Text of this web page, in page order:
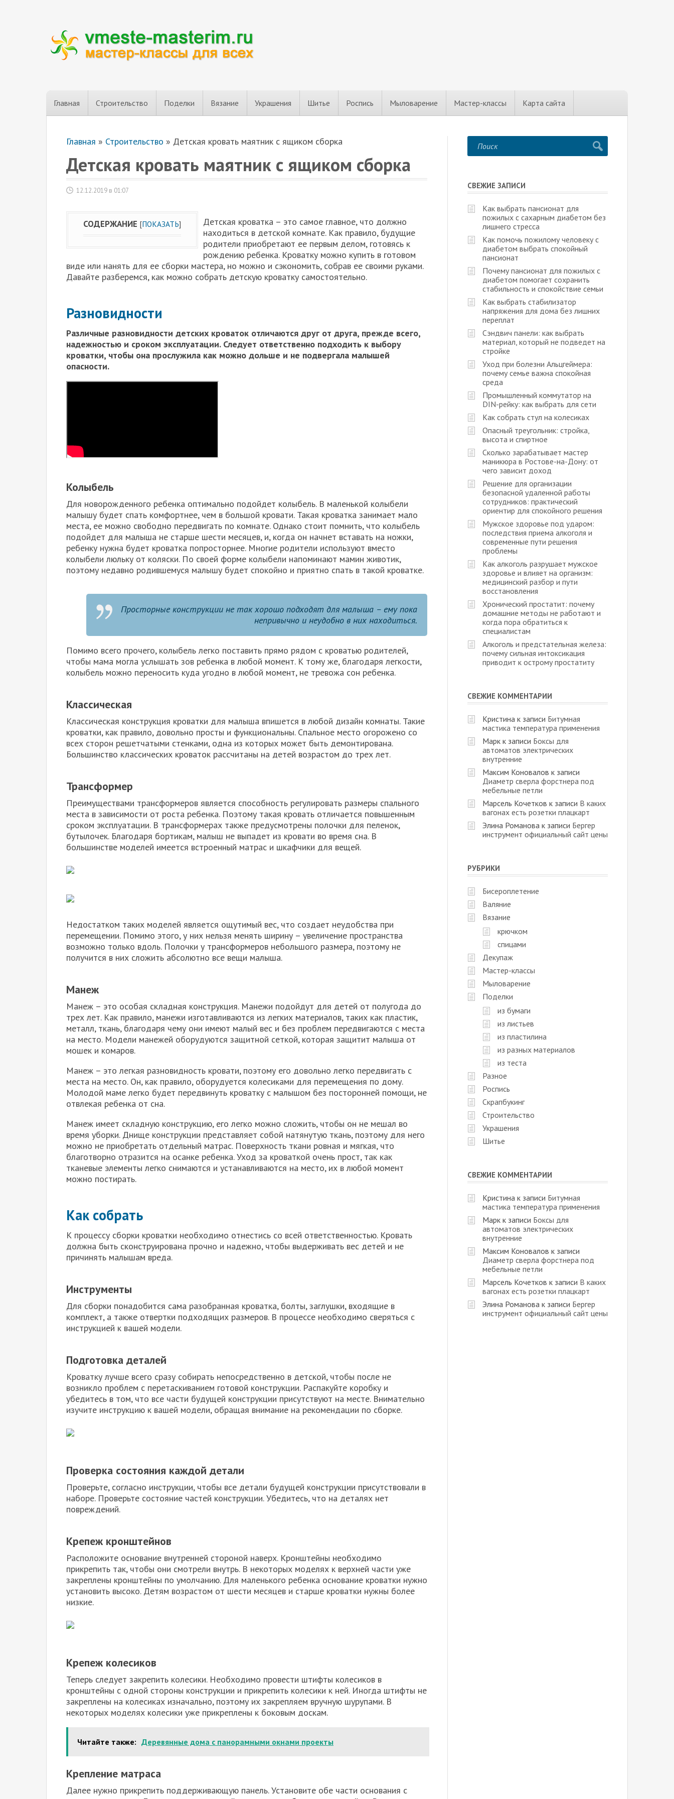
Главная Строительство Поделки Вязание Украшения Шитье Роспись Мыловарение Мастер-классы Карта сайта
Главная » Строительство » Детская кровать маятник с ящиком сборка
Детская кровать маятник с ящиком сборка
12.12.2019 в 01:07
СОДЕРЖАНИЕ [ПОКАЗАТЬ]
Детская кроватка – это самое главное, что должно
находиться в детской комнате. Как правило, будущие
родители приобретают ее первым делом, готовясь к
рождению ребенка. Кроватку можно купить в готовом
виде или нанять для ее сборки мастера, но можно и сэкономить, собрав ее своими руками.
Давайте разберемся, как можно собрать детскую кроватку самостоятельно.
Разновидности
Различные разновидности детских кроваток отличаются друг от друга, прежде всего,
надежностью и сроком эксплуатации. Следует ответственно подходить к выбору
кроватки, чтобы она прослужила как можно дольше и не подвергала малышей
опасности.
Колыбель
Для новорожденного ребенка оптимально подойдет колыбель. В маленькой колыбели
малышу будет спать комфортнее, чем в большой кровати. Такая кроватка занимает мало
места, ее можно свободно передвигать по комнате. Однако стоит помнить, что колыбель
подойдет для малыша не старше шести месяцев, и, когда он начнет вставать на ножки,
ребенку нужна будет кроватка попросторнее. Многие родители используют вместо
колыбели люльку от коляски. По своей форме колыбели напоминают мамин животик,
поэтому недавно родившемуся малышу будет спокойно и приятно спать в такой кроватке.
Просторные конструкции не так хорошо подходят для малыша – ему пока
непривычно и неудобно в них находиться.
Помимо всего прочего, колыбель легко поставить прямо рядом с кроватью родителей,
чтобы мама могла услышать зов ребенка в любой момент. К тому же, благодаря легкости,
колыбель можно переносить куда угодно в любой момент, не тревожа сон ребенка.
Классическая
Классическая конструкция кроватки для малыша впишется в любой дизайн комнаты. Такие
кроватки, как правило, довольно просты и функциональны. Спальное место огорожено со
всех сторон решетчатыми стенками, одна из которых может быть демонтирована.
Большинство классических кроваток рассчитаны на детей возрастом до трех лет.
Трансформер
Преимуществами трансформеров является способность регулировать размеры спального
места в зависимости от роста ребенка. Поэтому такая кровать отличается повышенным
сроком эксплуатации. В трансформерах также предусмотрены полочки для пеленок,
бутылочек. Благодаря бортикам, малыш не выпадет из кровати во время сна. В
большинстве моделей имеется встроенный матрас и шкафчики для вещей.
Недостатком таких моделей является ощутимый вес, что создает неудобства при
перемещении. Помимо этого, у них нельзя менять ширину – увеличение пространства
возможно только вдоль. Полочки у трансформеров небольшого размера, поэтому не
получится в них сложить абсолютно все вещи малыша.
Манеж
Манеж – это особая складная конструкция. Манежи подойдут для детей от полугода до
трех лет. Как правило, манежи изготавливаются из легких материалов, таких как пластик,
металл, ткань, благодаря чему они имеют малый вес и без проблем передвигаются с места
на место. Модели манежей оборудуются защитной сеткой, которая защитит малыша от
мошек и комаров.
Манеж – это легкая разновидность кровати, поэтому его довольно легко передвигать с
места на место. Он, как правило, оборудуется колесиками для перемещения по дому.
Молодой маме легко будет передвинуть кроватку с малышом без посторонней помощи, не
отвлекая ребенка от сна.
Манеж имеет складную конструкцию, его легко можно сложить, чтобы он не мешал во
время уборки. Днище конструкции представляет собой натянутую ткань, поэтому для него
можно не приобретать отдельный матрас. Поверхность ткани ровная и мягкая, что
благотворно отразится на осанке ребенка. Уход за кроваткой очень прост, так как
тканевые элементы легко снимаются и устанавливаются на место, их в любой момент
можно постирать.
Как собрать
К процессу сборки кроватки необходимо отнестись со всей ответственностью. Кровать
должна быть сконструирована прочно и надежно, чтобы выдерживать вес детей и не
причинять малышам вреда.
Инструменты
Для сборки понадобится сама разобранная кроватка, болты, заглушки, входящие в
комплект, а также отвертки подходящих размеров. В процессе необходимо сверяться с
инструкцией к вашей модели.
Подготовка деталей
Кроватку лучше всего сразу собирать непосредственно в детской, чтобы после не
возникло проблем с перетаскиванием готовой конструкции. Распакуйте коробку и
убедитесь в том, что все части будущей конструкции присутствуют на месте. Внимательно
изучите инструкцию к вашей модели, обращая внимание на рекомендации по сборке.
Проверка состояния каждой детали
Проверьте, согласно инструкции, чтобы все детали будущей конструкции присутствовали в
наборе. Проверьте состояние частей конструкции. Убедитесь, что на деталях нет
повреждений.
Крепеж кронштейнов
Расположите основание внутренней стороной наверх. Кронштейны необходимо
прикрепить так, чтобы они смотрели внутрь. В некоторых моделях к верхней части уже
закреплены кронштейны по умолчанию. Для маленького ребенка основание кроватки нужно
установить высоко. Детям возрастом от шести месяцев и старше кроватки нужны более
низкие.
Крепеж колесиков
Теперь следует закрепить колесики. Необходимо провести штифты колесиков в
кронштейны с одной стороны конструкции и прикрепить колесики к ней. Иногда штифты не
закреплены на колесиках изначально, поэтому их закрепляем вручную шурупами. В
некоторых моделях колесики уже прикреплены к боковым доскам.
Читайте также: Деревянные дома с панорамными окнами проекты
Крепление матраса
Далее нужно прикрепить поддерживающую панель. Установите обе части основания с
СВЕЖИЕ ЗАПИСИ
Как выбрать пансионат для
пожилых с сахарным диабетом без
лишнего стресса
Как помочь пожилому человеку с
диабетом выбрать спокойный
пансионат
Почему пансионат для пожилых с
диабетом помогает сохранить
стабильность и спокойствие семьи
Как выбрать стабилизатор
напряжения для дома без лишних
переплат
Сэндвич панели: как выбрать
материал, который не подведет на
стройке
Уход при болезни Альцгеймера:
почему семье важна спокойная
среда
Промышленный коммутатор на
DIN-рейку: как выбрать для сети
Как собрать стул на колесиках
Опасный треугольник: стройка,
высота и спиртное
Сколько зарабатывает мастер
маникюра в Ростове-на-Дону: от
чего зависит доход
Решение для организации
безопасной удаленной работы
сотрудников: практический
ориентир для спокойного решения
Мужское здоровье под ударом:
последствия приема алкоголя и
современные пути решения
проблемы
Как алкоголь разрушает мужское
здоровье и влияет на организм:
медицинский разбор и пути
восстановления
Хронический простатит: почему
домашние методы не работают и
когда пора обратиться к
специалистам
Алкоголь и предстательная железа:
почему сильная интоксикация
приводит к острому простатиту
СВЕЖИЕ КОММЕНТАРИИ
Кристина к записи Битумная
мастика температура применения
Марк к записи Боксы для
автоматов электрических
внутренние
Максим Коновалов к записи
Диаметр сверла форстнера под
мебельные петли
Марсель Кочетков к записи В каких
вагонах есть розетки плацкарт
Элина Романова к записи Бергер
инструмент официальный сайт цены
РУБРИКИ
Бисероплетение
Валяние
Вязание
крючком
спицами
Декупаж
Мастер-классы
Мыловарение
Поделки
из бумаги
из листьев
из пластилина
из разных материалов
из теста
Разное
Роспись
Скрапбукинг
Строительство
Украшения
Шитье
СВЕЖИЕ КОММЕНТАРИИ
Кристина к записи Битумная
мастика температура применения
Марк к записи Боксы для
автоматов электрических
внутренние
Максим Коновалов к записи
Диаметр сверла форстнера под
мебельные петли
Марсель Кочетков к записи В каких
вагонах есть розетки плацкарт
Элина Романова к записи Бергер
инструмент официальный сайт цены